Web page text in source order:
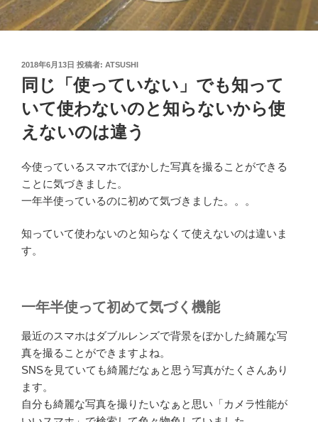
投
稿
日:
2018年6月13日 投稿者: ATSUSHI
同じ「使っていない」でも知って
いて使わないのと知らないから使
えないのは違う
今使っているスマホでぼかした写真を撮ることができる
ことに気づきました。
一年半使っているのに初めて気づきました。。。
知っていて使わないのと知らなくて使えないのは違いま
す。
一年半使って初めて気づく機能
最近のスマホはダブルレンズで背景をぼかした綺麗な写
真を撮ることができますよね。
SNSを見ていても綺麗だなぁと思う写真がたくさんあり
ます。
自分も綺麗な写真を撮りたいなぁと思い「カメラ性能が